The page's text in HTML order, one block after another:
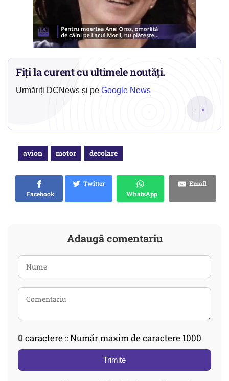
Fiți la curent cu ultimele noutăți.
Urmăriți DCNews și pe Google News
→
avion motor decolare
Facebook
Twitter
WhatsApp
Email
Adaugă comentariu
0 caractere :: Număr maxim de caractere 1000
Trimite